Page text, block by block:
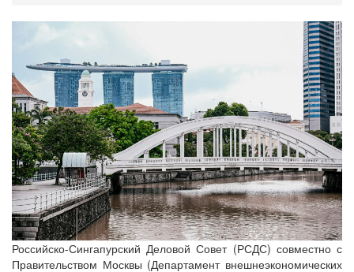
Российско-Сингапурский Деловой Совет (РСДС) совместно с
Правительством Москвы (Департамент внешнеэкономических